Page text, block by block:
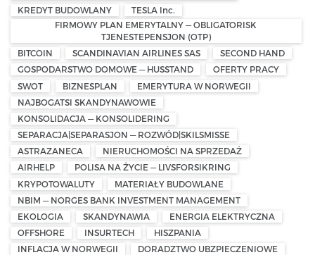
KREDYT BUDOWLANY
TESLA Inc.
FIRMOWY PLAN EMERYTALNY — OBLIGATORISK
TJENESTEPENSJON (OTP)
BITCOIN
SCANDINAVIAN AIRLINES SAS
SECOND HAND
GOSPODARSTWO DOMOWE — HUSSTAND
OFERTY PRACY
SWOT
BIZNESPLAN
EMERYTURA W NORWEGII
NAJBOGATSI SKANDYNAWOWIE
KONSOLIDACJA — KONSOLIDERING
SEPARACJA|SEPARASJON — ROZWÓD|SKILSMISSE
ASTRAZANECA
NIERUCHOMOŚCI NA SPRZEDAŻ
AIRHELP
POLISA NA ŻYCIE — LIVSFORSIKRING
KRYPOTOWALUTY
MATERIAŁY BUDOWLANE
NBIM — NORGES BANK INVESTMENT MANAGEMENT
EKOLOGIA
SKANDYNAWIA
ENERGIA ELEKTRYCZNA
OFFSHORE
INSURTECH
HISZPANIA
INFLACJA W NORWEGII
DORADZTWO UBZPIECZENIOWE